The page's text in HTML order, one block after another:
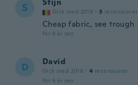
S Stijn
Gick med 2018 · 3 recensioner
Cheap fabric, see trough
för 6 år sen
D David
Gick med 2018 · 4 recensioner
för 6 år sen